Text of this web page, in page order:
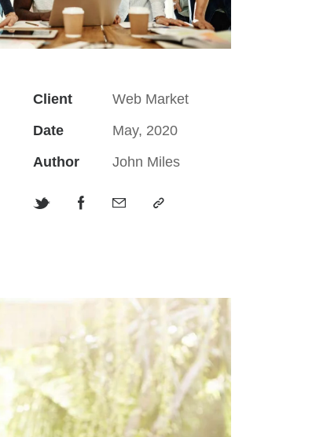
Client
Web Market
Date
May, 2020
Author
John Miles